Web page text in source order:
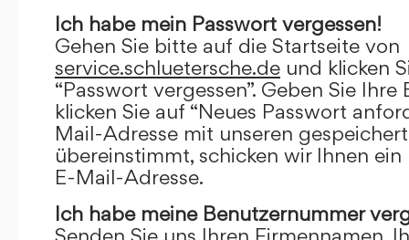
Ich habe mein Passwort vergessen!
Gehen Sie bitte auf die Startseite von
service.schluetersche.de und klicken
“Passwort vergessen”. Geben Sie
klicken Sie auf “Neues Passwort
Mail-Adresse mit unseren
übereinstimmt, schicken wir Ihnen
E-Mail-Adresse.
Ich habe meine Benutzernummer
Senden Sie uns Ihren Firmennamen,